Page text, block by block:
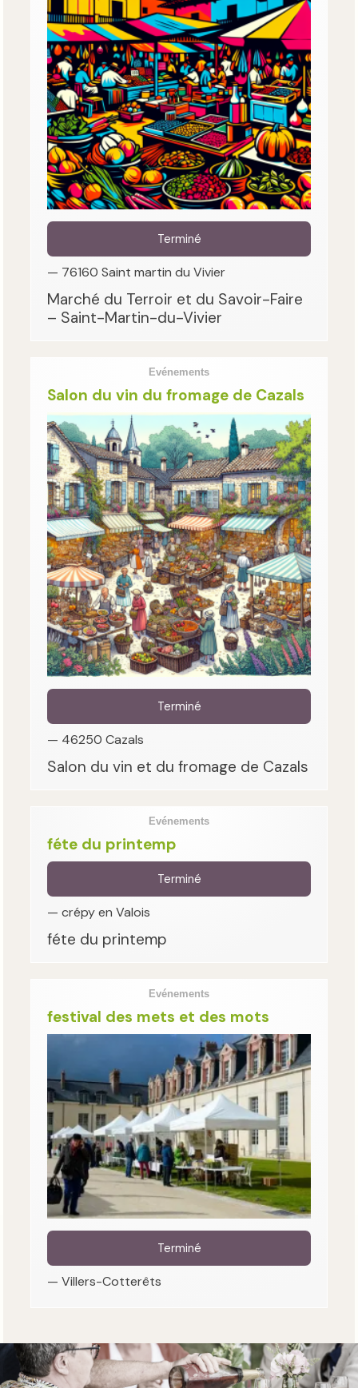
Terminé
— 76160 Saint martin du Vivier
Marché du Terroir et du Savoir-Faire
– Saint-Martin-du-Vivier
Evénements
Salon du vin du fromage de Cazals
Terminé
— 46250 Cazals
Salon du vin et du fromage de Cazals
Evénements
féte du printemp
Terminé
— crépy en Valois
féte du printemp
Evénements
festival des mets et des mots
Terminé
— Villers-Cotterêts